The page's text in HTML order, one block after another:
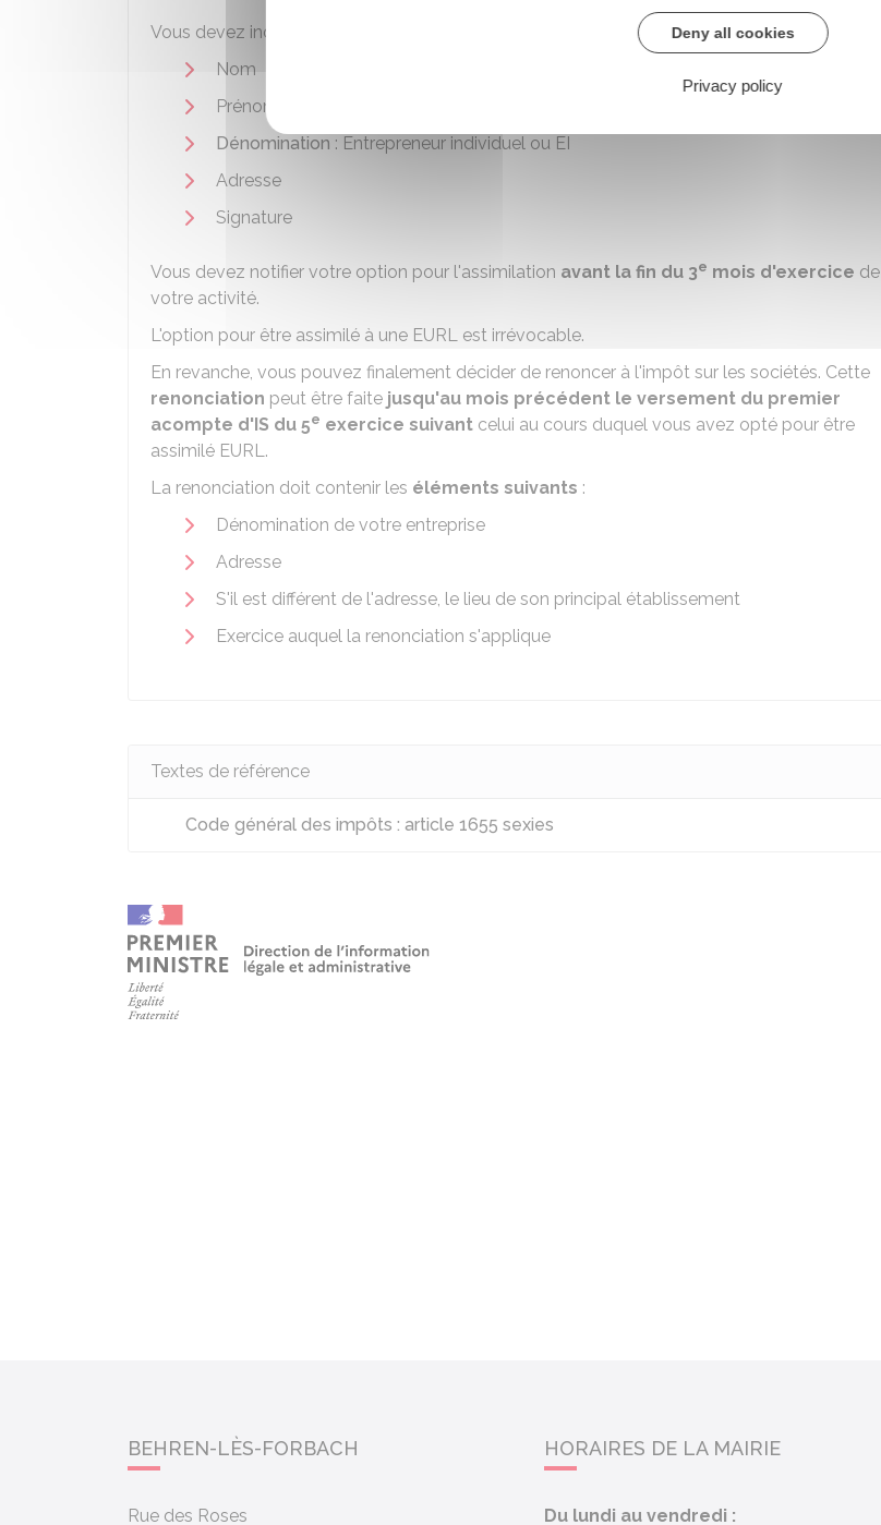
Vous devez indiquer les
Nom
Prénom
Dénomination : Entrepreneur individuel ou EI
Adresse
Signature
Vous devez notifier votre option pour l'assimilation avant la fin du 3e mois d'exercice de
votre activité.
L'option pour être assimilé à une EURL est irrévocable.
En revanche, vous pouvez finalement décider de renoncer à l'impôt sur les sociétés. Cette
renonciation peut être faite jusqu'au mois précédent le versement du premier
acompte d'IS du 5e exercice suivant celui au cours duquel vous avez opté pour être
assimilé EURL.
La renonciation doit contenir les éléments suivants :
Dénomination de votre entreprise
Adresse
S'il est différent de l'adresse, le lieu de son principal établissement
Exercice auquel la renonciation s'applique
Textes de référence
Code général des impôts : article 1655 sexies
BEHREN-LÈS-FORBACH
Rue des Roses
HORAIRES DE LA MAIRIE
Du lundi au vendredi :
Deny all cookies
Privacy policy